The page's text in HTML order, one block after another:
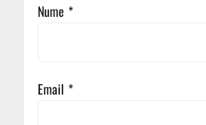
Nume *
Email *